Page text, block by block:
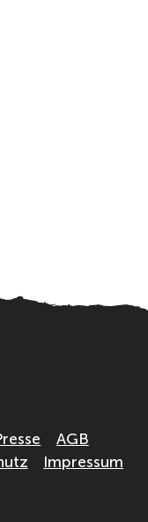
AGB
Impressum